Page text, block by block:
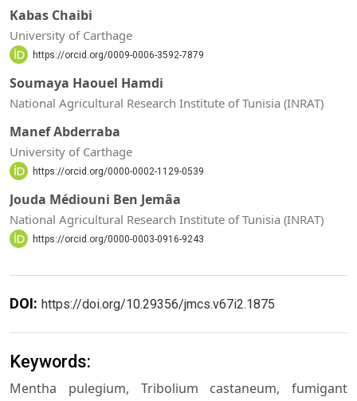
Kabas Chaibi
University of Carthage
https://orcid.org/0009-0006-3592-7879
Soumaya Haouel Hamdi
National Agricultural Research Institute of Tunisia (INRAT)
Manef Abderraba
University of Carthage
https://orcid.org/0000-0002-1129-0539
Jouda Médiouni Ben Jemâa
National Agricultural Research Institute of Tunisia (INRAT)
https://orcid.org/0000-0003-0916-9243
DOI: https://doi.org/10.29356/jmcs.v67i2.1875
Keywords:
Mentha pulegium, Tribolium castaneum, fumigant